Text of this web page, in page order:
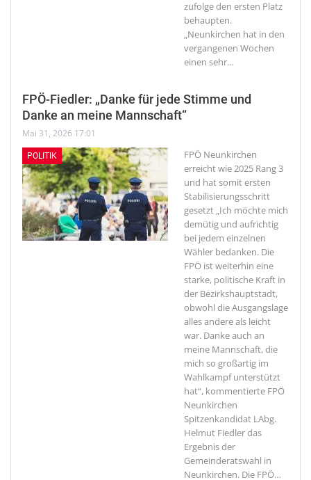
zufolge den ersten Platz
behaupten.
„Neunkirchen hat in den
vergangenen Wochen
einen sehr…
FPÖ-Fiedler: „Danke für jede Stimme und
Danke an meine Mannschaft“
Mai 31, 2026 17:01
POLITIK
FPÖ Neunkirchen
erreicht wie 2025 Rang 3
und hat somit ersten
Stabilisierungsschritt
gesetzt „Ich möchte mich
demütig und aufrichtig
bei jedem einzelnen
Wähler bedanken. Die
FPÖ ist weiterhin eine
starke, politische Kraft in
der Bezirkshauptstadt,
obwohl die Ausgangslage
alles andere als leicht
war. Danke auch an
meine Mannschaft, die
mich so großartig im
Wahlkampf unterstützt
hat“, kommentierte FPÖ
Neunkirchen
Spitzenkandidat LAbg.
Helmut Fiedler das
Ergebnis der
Gemeinderatswahl in
Neunkirchen. Die FPÖ…